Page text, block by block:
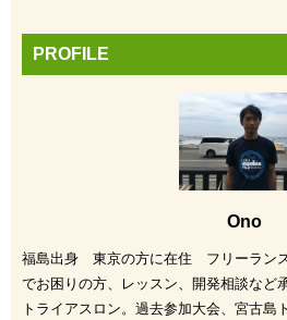
PROFILE
Ono
福島出身 東京の方に在住 フリーラン
でお困りの方、レッスン、開発相談など
トライアスロン。過去参加大会、宮古島